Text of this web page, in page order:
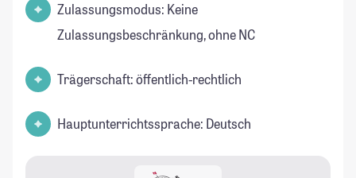
Zulassungsmodus: Keine
Zulassungsbeschränkung, ohne NC
Trägerschaft: öffentlich-rechtlich
Hauptunterrichtssprache: Deutsch